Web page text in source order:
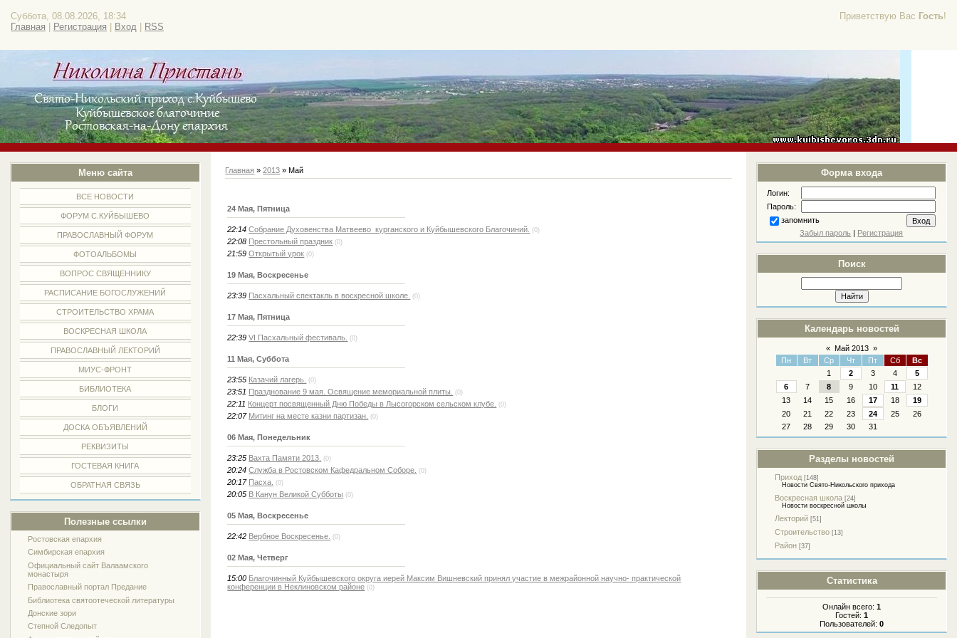
Приветствую Вас Гость!
Суббота, 08.08.2026, 18:34
Главная
Регистрация Вход RSS
Меню сайта
ВСЕ НОВОСТИ
ФОРУМ С.КУЙБЫШЕВО
ПРАВОСЛАВНЫЙ ФОРУМ
ФОТОАЛЬБОМЫ
ВОПРОС СВЯЩЕННИКУ
РАСПИСАНИЕ БОГОСЛУЖЕНИЙ
СТРОИТЕЛЬСТВО ХРАМА
ВОСКРЕСНАЯ ШКОЛА
ПРАВОСЛАВНЫЙ ЛЕКТОРИЙ
МИУС-ФРОНТ
БИБЛИОТЕКА
БЛОГИ
ДОСКА ОБЪЯВЛЕНИЙ
РЕКВИЗИТЫ
ГОСТЕВАЯ КНИГА
ОБРАТНАЯ СВЯЗЬ
Полезные ссылки
Ростовская епархия
Симбирская епархия
Официальный сайт Валаамского
монастыря
Православный портал Предание
Библиотека святоотеческой литературы
Донские зори
Степной Следопыт
Форма входа
Логин:
Пароль:
запомнить
Забыл пароль | Регистрация
Поиск
Календарь новостей
« Май 2013 »
Пн
Вт Ср Чт Пт Сб
Вс
1
2 3 4
5
6
7 8 9 10 11
12
13
14 15 16 17 18
19
20
21 22 23 24 25
26
27
28 29 30 31
Разделы новостей
Приход [148]
Новости Свято-Никольского прихода
Воскресная школа [24]
Новости воскресной школы
Лекторий [51]
Строительство [13]
Район [37]
Статистика
Онлайн всего:1
Гостей:1
Пользователей:0
Главная »2013 » Май
24 Мая, Пятница
22:14 Собрание Духовенства Матвеево_курганского и Куйбышевского Благочиний. (0)
22:08 Престольный праздник (0)
21:59 Открытый урок (0)
19 Мая, Воскресенье
23:39 Пасхальный спектакль в воскресной школе. (0)
17 Мая, Пятница
22:39 VI Пасхальный фестиваль. (0)
11 Мая, Суббота
23:55 Казачий лагерь. (0)
23:51 Празднование 9 мая. Освящение мемориальной плиты. (0)
22:11 Концерт посвященный Дню Победы в Лысогорском сельском клубе. (0)
22:07 Митинг на месте казни партизан. (0)
06 Мая, Понедельник
23:25 Вахта Памяти 2013. (0)
20:24 Служба в Ростовском Кафедральном Соборе. (0)
20:17 Пасха. (0)
20:05 В Канун Великой Субботы (0)
05 Мая, Воскресенье
22:42 Вербное Воскресенье. (0)
02 Мая, Четверг
15:00 Благочинный Куйбышевского округа иерей Максим Вишневский принял участие в межрайонной научно- практической
конференции в Неклиновском районе (0)